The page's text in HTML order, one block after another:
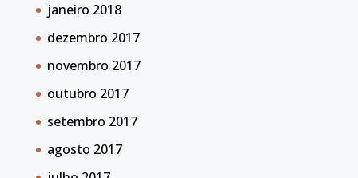
janeiro 2018
dezembro 2017
novembro 2017
outubro 2017
setembro 2017
agosto 2017